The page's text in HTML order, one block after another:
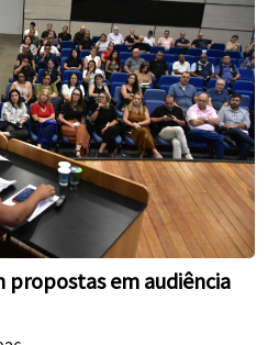
propostas em audiência